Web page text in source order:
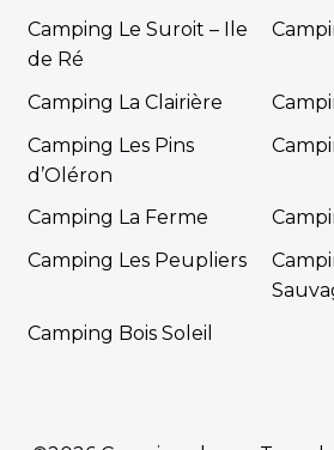
Camping Le Suroit – Ile
de Ré
Camping La Clairière
Camping Les Pins
d’Oléron
Camping La Ferme
Camping Les Peupliers
Camping Bois Soleil